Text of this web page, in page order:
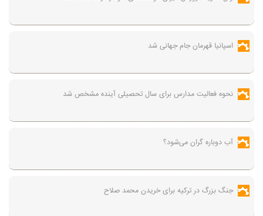
اسپانیا قهرمان جام جهانی شد
نحوه فعالیت مدارس برای سال تحصیلی آینده مشخص شد
آب دوباره گران می‌شود؟
جنگ بزرگ در ترکیه برای خریدن محمد صلاح